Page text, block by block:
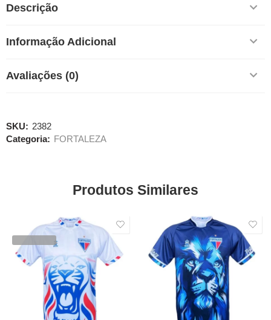
Descrição
Informação Adicional
Avaliações (0)
SKU: 2382
Categoria: FORTALEZA
Produtos Similares